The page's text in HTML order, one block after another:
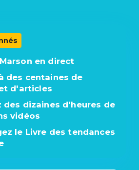
en direct
des centaines de
d'articles
des dizaines d'heures de
vidéos
le Livre des tendances